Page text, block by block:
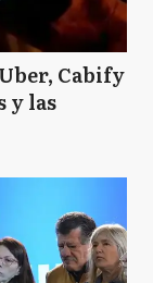
Cabify
y las